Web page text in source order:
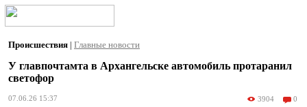
Происшествия | Главные новости
У главпочтамта в Архангельске автомобиль протаранил
светофор
07.06.26 15:37 3904 0